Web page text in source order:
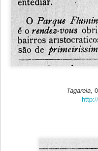
Tagarela,